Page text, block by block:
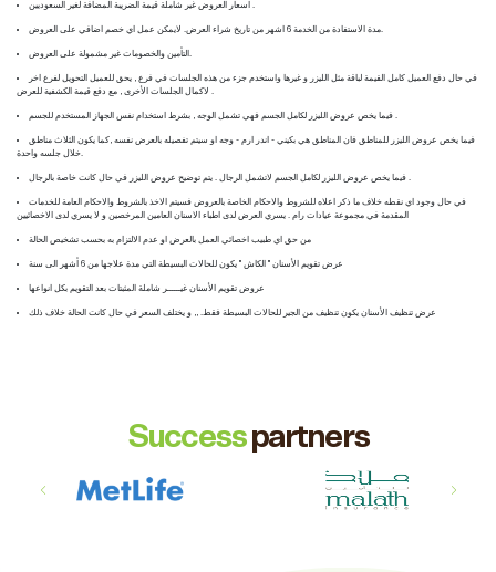
اسعار العروض غير شاملة قيمة الضريبة المضافة لغير السعوديين .
مدة الاستفادة من الخدمة 6 اشهر من تاريخ شراء العرض. لايمكن عمل اي خصم اضافي على العروض.
التأمين والخصومات غير مشمولة على العروض.
في حال دفع العميل كامل القيمة لباقة مثل الليزر و غيرها واستخدم جزء من هذه الجلسات في فرع , يحق للعميل التحويل لفرع اخر
لاكمال الجلسات الأخرى , مع دفع قيمة الكشفية للعرض .
فيما يخص عروض الليزر لكامل الجسم فهي تشمل الوجه , بشرط استخدام نفس الجهاز المستخدم للجسم .
فيما يخص عروض الليزر للمناطق فان المناطق هي بكيني - اندر ارم - وجه او سيتم تفصيله بالعرض نفسه ,كما يكون الثلاث مناطق
خلال جلسه واحدة.
فيما يخص عروض الليزر لكامل الجسم لاتشمل الرجال . يتم توضيح عروض الليزر في حال كانت خاصة بالرجال .
في حال وجود اي نقطه خلاف ما ذكر اعلاه للشروط والاحكام الخاصة بالعروض فسيتم الاخذ بالشروط والاحكام العامة للخدمات
المقدمة في مجموعة عيادات رام . يسري العرض لدى اطباء الاسنان العامين المرخصين و لا يسري لدى الاخصائيين
من حق اي طبيب اخصائي العمل بالعرض او عدم الالتزام به بحسب تشخيص الحالة
عرض تقويم الأسنان " الكاش " يكون للحالات البسيطة التي مدة علاجها من 6 أشهر الى سنة
عروض تقويم الأسنان غيــــــر شاملة المثبتات بعد التقويم بكل انواعها
عرض تنظيف الأسنان يكون تنظيف من الجير للحالات البسيطة فقط. ,, و يختلف السعر في حال كانت الحالة خلاف ذلك
Successpartners